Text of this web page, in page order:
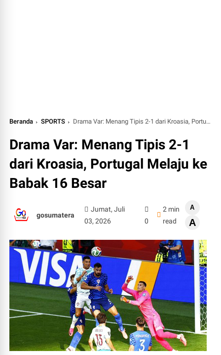
Beranda SPORTS Drama Var: Menang Tipis 2-1 dari Kroasia, Portugal Melaju ke Babak 16 Besar
Drama Var: Menang Tipis 2-1
dari Kroasia, Portugal Melaju ke
Babak 16 Besar
gosumatera
Jumat, Juli
03, 2026
0
2 min
read
A
A